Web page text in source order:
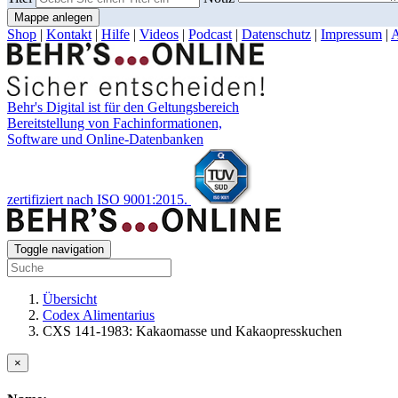
Mappe anlegen
Shop | Kontakt | Hilfe | Videos | Podcast | Datenschutz | Impressum |
Behr's Digital ist für den Geltungsbereich
Bereitstellung von Fachinformationen,
Software und Online-Datenbanken
zertifiziert nach ISO 9001:2015.
Toggle navigation
Übersicht
Codex Alimentarius
CXS 141-1983: Kakaomasse und Kakaopresskuchen
×